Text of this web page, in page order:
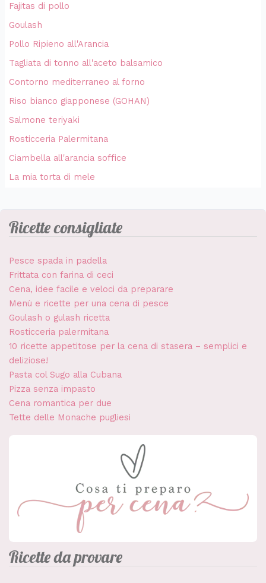
Fajitas di pollo
Goulash
Pollo Ripieno all'Arancia
Tagliata di tonno all'aceto balsamico
Contorno mediterraneo al forno
Riso bianco giapponese (GOHAN)
Salmone teriyaki
Rosticceria Palermitana
Ciambella all'arancia soffice
La mia torta di mele
Ricette consigliate
Pesce spada in padella
Frittata con farina di ceci
Cena, idee facile e veloci da preparare
Menù e ricette per una cena di pesce
Goulash o gulash ricetta
Rosticceria palermitana
10 ricette appetitose per la cena di stasera – semplici e
deliziose!
Pasta col Sugo alla Cubana
Pizza senza impasto
Cena romantica per due
Tette delle Monache pugliesi
Ricette da provare